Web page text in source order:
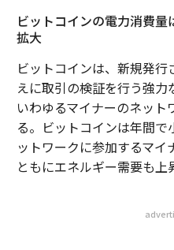
ビットコインの電力消費
拡大
ビットコインは、新規発
えに取引の検証を行う強力
いわゆるマイナーのネッ
る。ビットコインは年間
ットワークに参加するマ
ともにエネルギー需要も上